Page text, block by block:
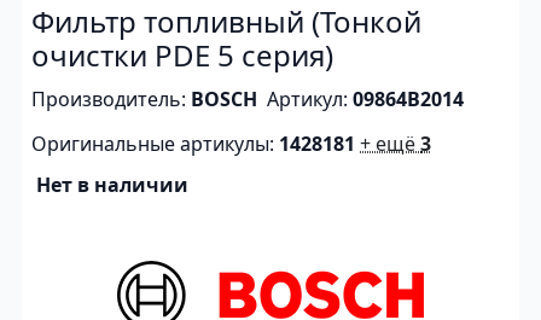
Фильтр топливный (Тонкой
очистки PDE 5 серия)
Производитель: BOSCH Артикул: 09864B2014
Оригинальные артикулы: 1428181 + ещё3
Нет в наличии